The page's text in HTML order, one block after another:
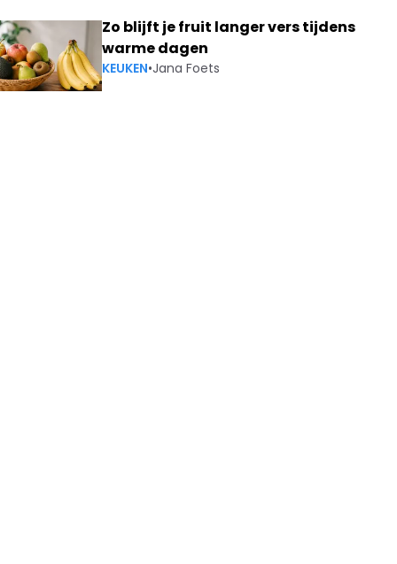
Zo blijft je fruit langer vers tijdens
warme dagen
KEUKEN•Jana Foets